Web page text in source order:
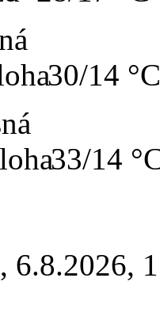
30/14 °C
33/14
, 6.8.2026,